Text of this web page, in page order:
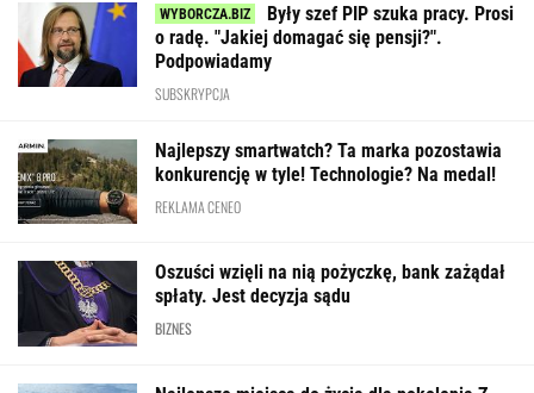
Były szef PIP szuka pracy. Prosi
o radę. "Jakiej domagać się pensji?".
Podpowiadamy
SUBSKRYPCJA
Najlepszy smartwatch? Ta marka pozostawia
konkurencję w tyle! Technologie? Na medal!
REKLAMA CENEO
Oszuści wzięli na nią pożyczkę, bank zażądał
spłaty. Jest decyzja sądu
BIZNES